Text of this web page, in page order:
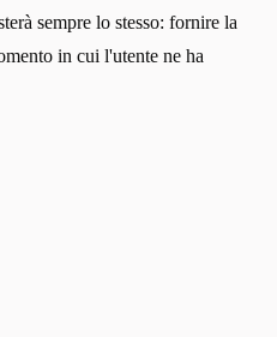
sempre lo stesso: fornire la
in cui l'utente ne ha